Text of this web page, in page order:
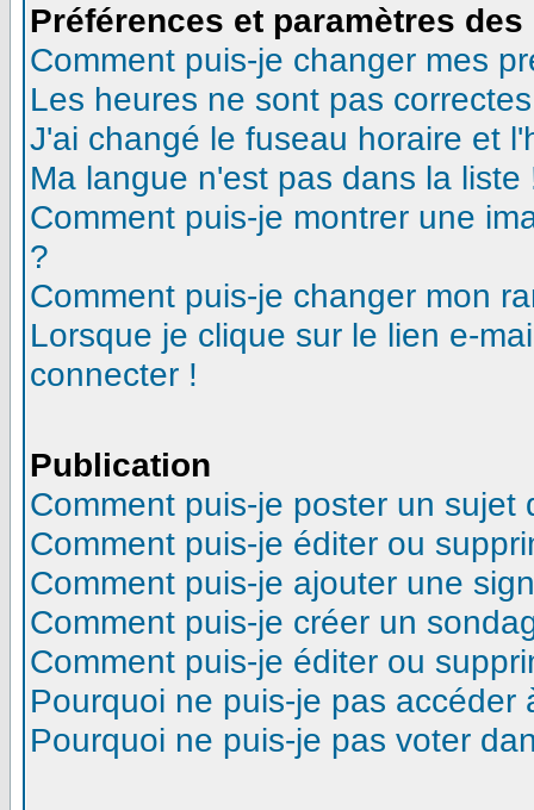
Préférences et paramètres
Comment puis-je changer mes
Les heures ne sont pas
J'ai changé le fuseau horaire et
Ma langue n'est pas dans la liste
Comment puis-je montrer une
?
Comment puis-je changer mon
Lorsque je clique sur le lien e-
connecter !
Publication
Comment puis-je poster un sujet
Comment puis-je éditer ou
Comment puis-je ajouter une
Comment puis-je créer un
Comment puis-je éditer ou
Pourquoi ne puis-je pas accéder
Pourquoi ne puis-je pas voter